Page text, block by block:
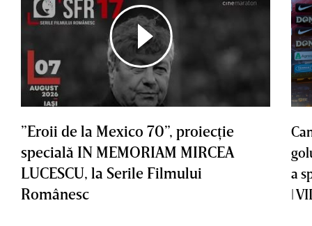
”Eroii de la Mexico 70”, proiecţie
specială IN MEMORIAM MIRCEA
LUCESCU, la Serile Filmului
Românesc
a
|